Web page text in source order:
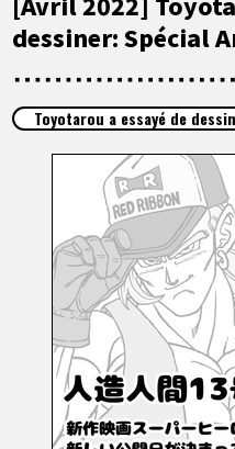
VIDÉOS
ARTICLES
À PROPOS
LANGUAGE
JP
EN FR
dessiner: Spécial
Toyotarou a essayé de